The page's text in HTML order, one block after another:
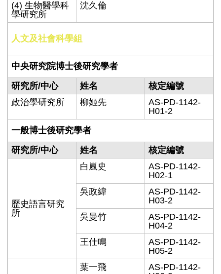
(4) 生物醫學科
學研究所
沈久倫
人文及社會科學組
中央研究院博士後研究學者
研究所/中心
姓名
核定編號
政治學研究所
柳姬先
AS-PD-1142-
H01-2
一般博士後研究學者
研究所/中心
姓名 核定編號
歷史語言研究
所
白嵐史
AS-PD-1142-
H02-1
吳政緯
AS-PD-1142-
H03-2
吳曼竹
AS-PD-1142-
H04-2
王仕鳴
AS-PD-1142-
H05-2
葉一飛
AS-PD-1142-